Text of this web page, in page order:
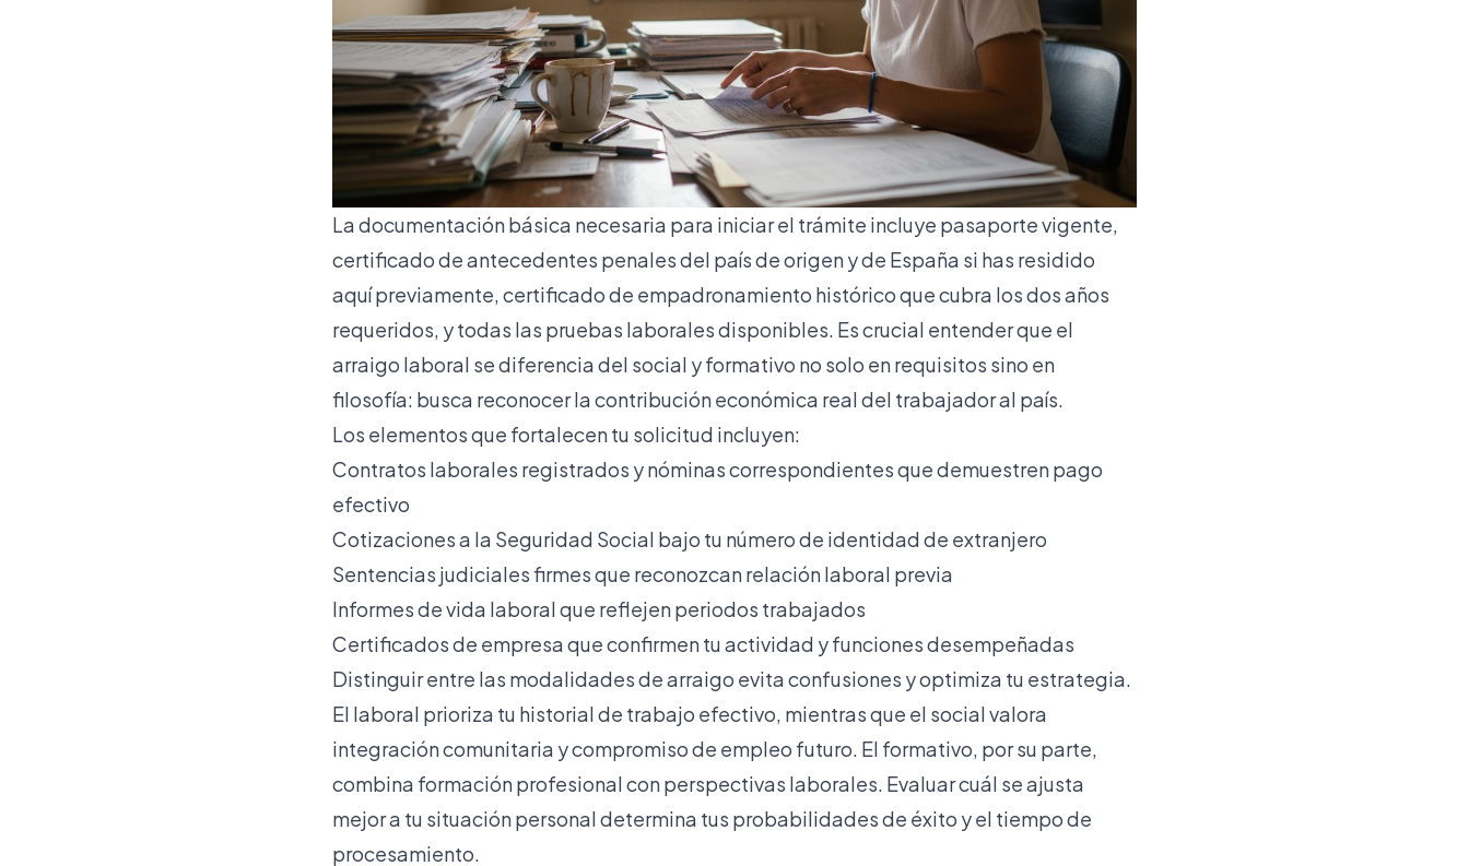
La documentación básica necesaria para iniciar el trámite incluye pasaporte vigente,
certificado de antecedentes penales del país de origen y de España si has residido
aquí previamente, certificado de empadronamiento histórico que cubra los dos años
requeridos, y todas las pruebas laborales disponibles. Es crucial entender que el
arraigo laboral se diferencia del social y formativo no solo en requisitos sino en
filosofía: busca reconocer la contribución económica real del trabajador al país.
Los elementos que fortalecen tu solicitud incluyen:
Contratos laborales registrados y nóminas correspondientes que demuestren pago
efectivo
Cotizaciones a la Seguridad Social bajo tu número de identidad de extranjero
Sentencias judiciales firmes que reconozcan relación laboral previa
Informes de vida laboral que reflejen periodos trabajados
Certificados de empresa que confirmen tu actividad y funciones desempeñadas
Distinguir entre las modalidades de arraigo evita confusiones y optimiza tu estrategia.
El laboral prioriza tu historial de trabajo efectivo, mientras que el social valora
integración comunitaria y compromiso de empleo futuro. El formativo, por su parte,
combina formación profesional con perspectivas laborales. Evaluar cuál se ajusta
mejor a tu situación personal determina tus probabilidades de éxito y el tiempo de
procesamiento.